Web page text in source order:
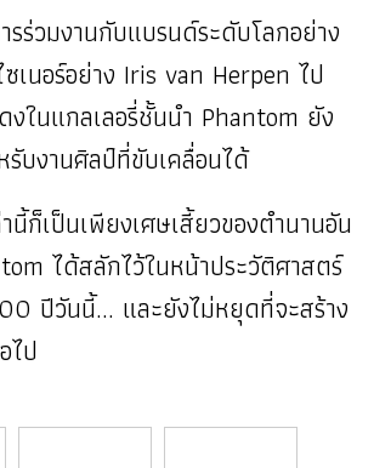
รร่วมงานกับแบรนด์ระดับโลกอย่าง
เนอร์อย่าง Iris van Herpen ไป
ในแกลเลอรี่ชั้นนำ Phantom ยัง
บงานศิลป์ที่ขับเคลื่อนได้
านี้ก็เป็นเพียงเศษเสี้ยวของตำนานอัน
ได้สลักไว้ในหน้าประวัติศาสตร์
ปีวันนี้... และยังไม่หยุดที่จะสร้าง
ไป